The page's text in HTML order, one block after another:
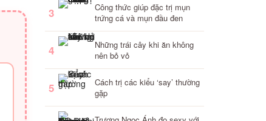
3
Công thức giúp đặc trị mụn
trứng cá và mụn đầu đen
4
Những trái cây khi ăn không
nên bỏ vỏ
5
Cách trị các kiểu ‘say’ thường
gặp